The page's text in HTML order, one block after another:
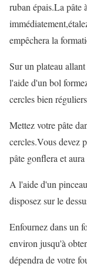
ruban épais.La pâte
empêchera la
Sur un plateau
l'aide d'un bol
cercles bien
Mettez votre pâte
cercles.Vous devez
pâte gonflera et
A l'aide d'un
disposez sur le
Enfournez dans un
environ jusqu'à
dépendra de votre